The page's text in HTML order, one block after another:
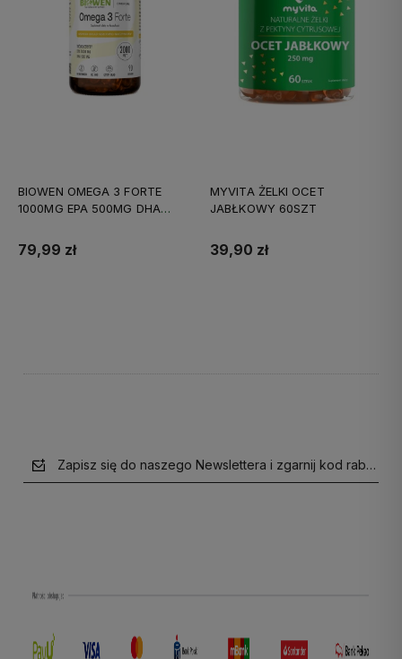
BIOWEN OMEGA 3 FORTE
1000MG EPA 500MG DHA
79,99 zł
MYVITA ŻELKI OCET
JABŁKOWY 60SZT
39,90 zł
Zapisz się do naszego Newslettera i zgarnij kod